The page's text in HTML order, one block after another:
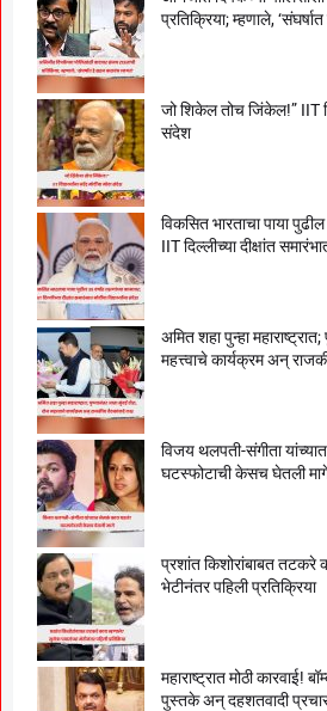
प्रतिक्रिया; म्हणाले,
जो शिकेल तोच जिंकेल!” IIT
संदेश
विकसित भारताचा पाया
IIT दिल्लीच्या दीक्षांत
अमित शहा पुन्हा
महत्त्वाचे कार्यक्रम अन्
विजय थलपती-संगीता
घटस्फोटाची केसच घेतली
प्रशांत किशोरांबाबत तटकरे
भेटीनंतर पहिली प्रतिक्रिया
महाराष्ट्रात मोठी कारवाई!
पुस्तके अन् दहशतवादी प्रचार